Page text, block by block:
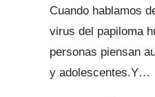
Cuando hablamos
virus del papiloma
personas piensan
y adolescentes.Y…